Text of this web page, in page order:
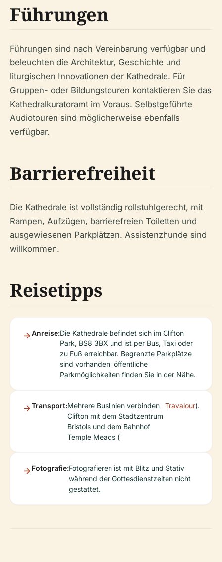
Führungen
Führungen sind nach Vereinbarung verfügbar und
beleuchten die Architektur, Geschichte und
liturgischen Innovationen der Kathedrale. Für
Gruppen- oder Bildungstouren kontaktieren Sie das
Kathedralkuratoramt im Voraus. Selbstgeführte
Audiotouren sind möglicherweise ebenfalls
verfügbar.
Barrierefreiheit
Die Kathedrale ist vollständig rollstuhlgerecht, mit
Rampen, Aufzügen, barrierefreien Toiletten und
ausgewiesenen Parkplätzen. Assistenzhunde sind
willkommen.
Reisetipps
Anreise:Die Kathedrale befindet sich im Clifton
Park, BS8 3BX und ist per Bus, Taxi oder
zu Fuß erreichbar. Begrenzte Parkplätze
sind vorhanden; öffentliche
Parkmöglichkeiten finden Sie in der Nähe.
Transport:Mehrere Buslinien verbinden
Clifton mit dem Stadtzentrum
Bristols und dem Bahnhof
Temple Meads (
Travalour).
Fotografie:Fotografieren ist mit Blitz und Stativ
während der Gottesdienstzeiten nicht
gestattet.